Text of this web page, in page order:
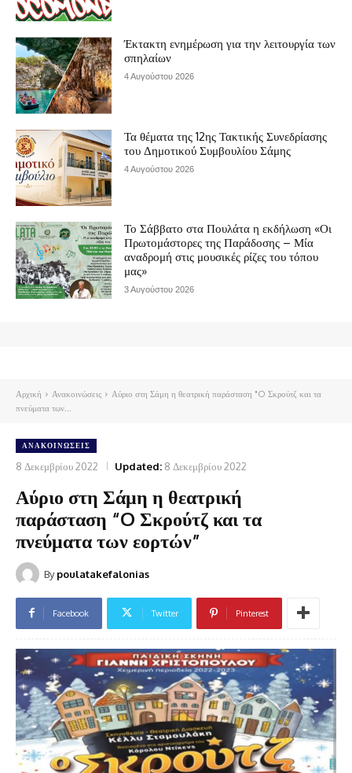
Έκτακτη ενημέρωση για την λειτουργία των
σπηλαίων
4 Αυγούστου 2026
Τα θέματα της 12ης Τακτικής Συνεδρίασης
του Δημοτικού Συμβουλίου Σάμης
4 Αυγούστου 2026
Το Σάββατο στα Πουλάτα η εκδήλωση «Οι
Πρωτομάστορες της Παράδοσης – Μία
αναδρομή στις μουσικές ρίζες του τόπου
μας»
3 Αυγούστου 2026